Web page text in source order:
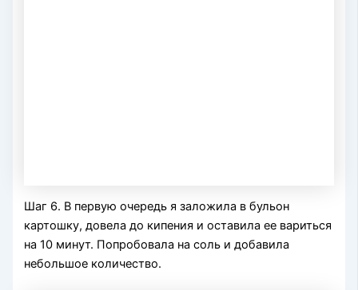
Шаг 6. В первую очередь я заложила в бульон
картошку, довела до кипения и оставила ее вариться
на 10 минут. Попробовала на соль и добавила
небольшое количество.